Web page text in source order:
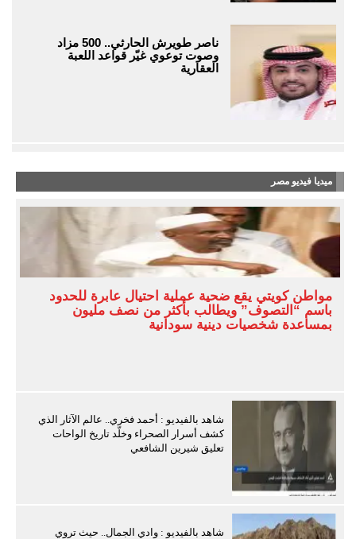
ناصر طويرش الحارثي.. 500 مزاد
وصوت توعوي غيّر قواعد اللعبة
العقارية
ميديا فيديو مصر
مواطن كويتي يقع ضحية عملية احتيال عابرة للحدود
باسم “التصوف” ويطالب بأكثر من نصف مليون
بمساعدة شخصيات دينية سودانية
شاهد بالفيديو : أحمد فخري.. عالم الآثار الذي
كشف أسرار الصحراء وخلّد تاريخ الواحات
تعليق شيرين الشافعي
شاهد بالفيديو : وادي الجمال.. حيث تروي